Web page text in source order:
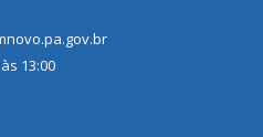
13:00